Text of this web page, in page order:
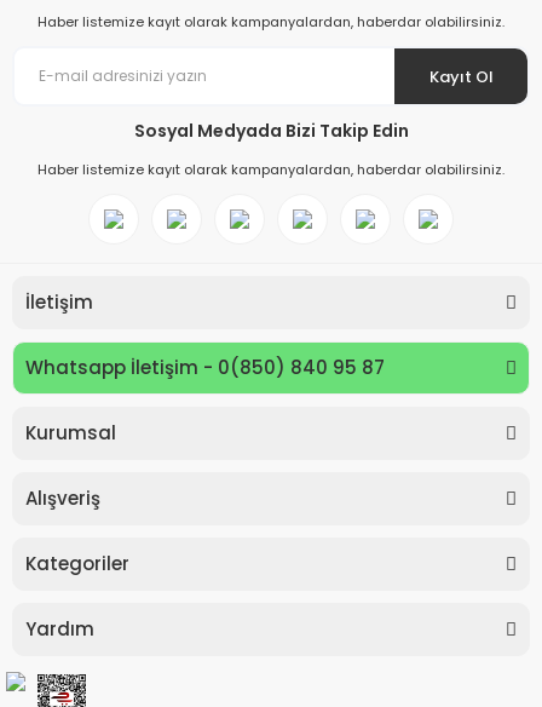
Haber listemize kayıt olarak kampanyalardan, haberdar olabilirsiniz.
Kayıt Ol
Sosyal Medyada Bizi Takip Edin
Haber listemize kayıt olarak kampanyalardan, haberdar olabilirsiniz.
İletişim
Whatsapp İletişim - 0(850) 840 95 87
Kurumsal
Alışveriş
Kategoriler
Yardım